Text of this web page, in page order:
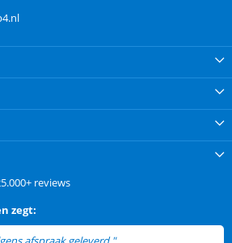
reviews
zegt: